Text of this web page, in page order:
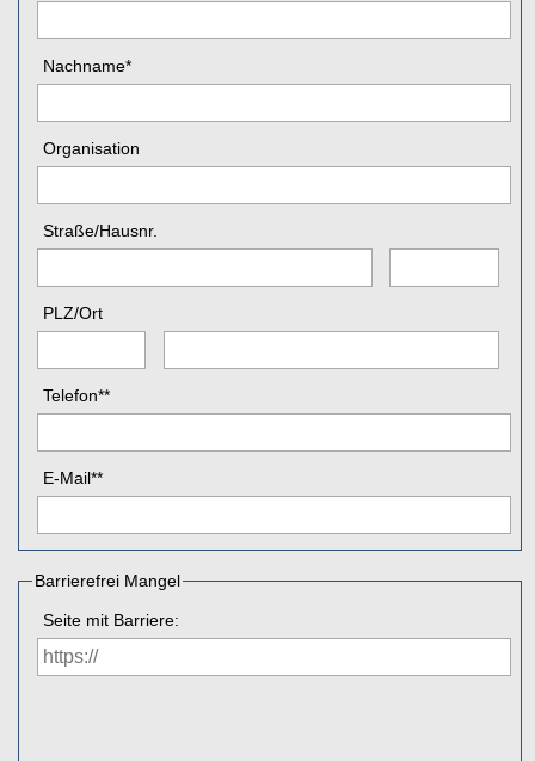
Nachname*
Organisation
Straße/Hausnr.
PLZ/Ort
Telefon**
E-Mail**
Barrierefrei Mangel
Seite mit Barriere: